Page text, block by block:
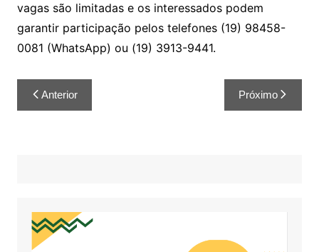
vagas são limitadas e os interessados podem
garantir participação pelos telefones (19) 98458-
0081 (WhatsApp) ou (19) 3913-9441.
Anterior Próximo